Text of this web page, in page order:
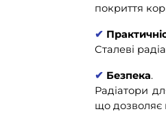
покриття
✔
Сталеві
✔ Безпека.
Радіатори
що дозволяє